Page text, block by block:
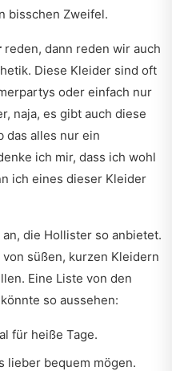
bisschen Zweifel.
reden, dann reden wir auch
Diese Kleider sind oft
oder einfach nur
naja, es gibt auch diese
das alles nur ein
ich mir, dass ich wohl
ich eines dieser Kleider
die Hollister so anbietet.
süßen, kurzen Kleidern
Eine Liste von den
könnte so aussehen:
für heiße Tage.
lieber bequem mögen.